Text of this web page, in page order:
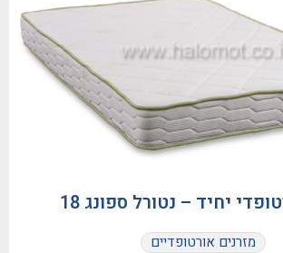
יחיד – נטורל ספונג 18
מזרנים אורטופדיים